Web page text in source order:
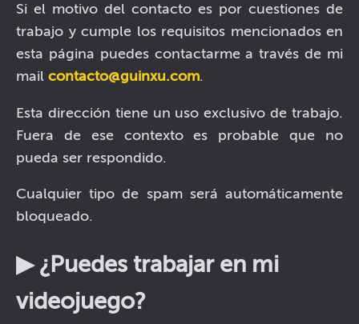
Si el motivo del contacto es por cuestiones de
trabajo y cumple los requisitos mencionados en
esta página puedes contactarme a través de mi
mail contacto@guinxu.com.
Esta dirección tiene un uso exclusivo de trabajo.
Fuera de ese contexto es probable que no
pueda ser respondido.
Cualquier tipo de spam será automáticamente
bloqueado.
▶ ¿Puedes trabajar en mi
videojuego?